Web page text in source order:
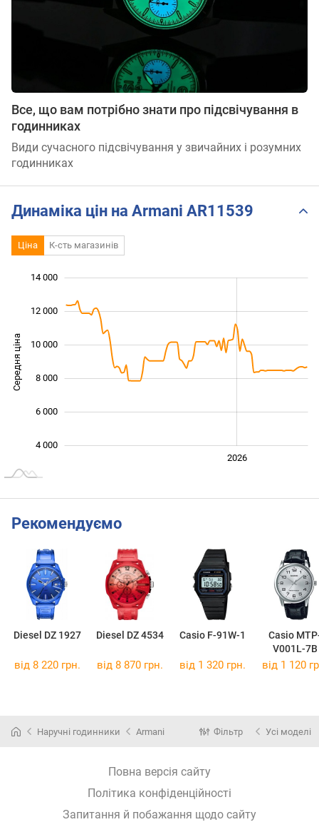
Все, що вам потрібно знати про підсвічування в
годинниках
Види сучасного підсвічування у звичайних і розумних
годинниках
Динаміка цін на Armani AR11539
Ціна К-сть магазинів
Середня ціна
4 000
6 000
8 000
10 000
12 000
14 000
2026
Рекомендуємо
Diesel DZ 1927 Diesel DZ 4534 Casio F-91W-1
Casio
V001L-7B
від 8 220 грн. від 8 870 грн. від 1 320 грн. від 1 120
Наручні годинники Armani Фільтр Усі моделі
Повна версія сайту
Політика конфіденційності
Запитання й побажання щодо сайту